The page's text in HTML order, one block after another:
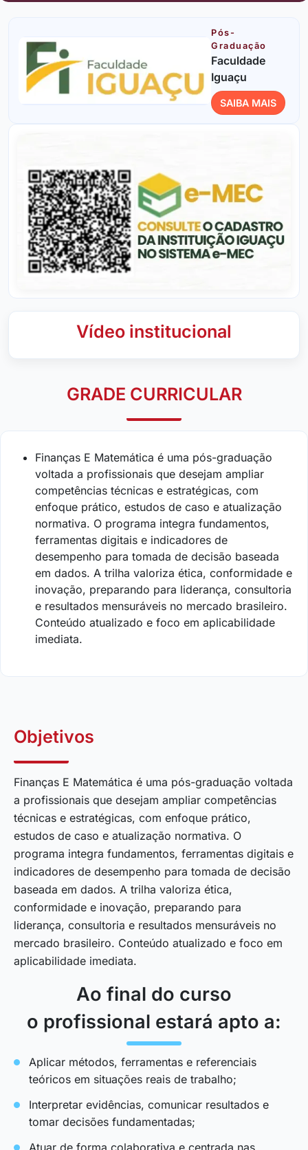
Pós-
Graduação
Faculdade
Iguaçu
SAIBA MAIS
Vídeo institucional
GRADE CURRICULAR
Finanças E Matemática é uma pós-graduação
voltada a profissionais que desejam ampliar
competências técnicas e estratégicas, com
enfoque prático, estudos de caso e atualização
normativa. O programa integra fundamentos,
ferramentas digitais e indicadores de
desempenho para tomada de decisão baseada
em dados. A trilha valoriza ética, conformidade e
inovação, preparando para liderança, consultoria
e resultados mensuráveis no mercado brasileiro.
Conteúdo atualizado e foco em aplicabilidade
imediata.
Objetivos
Finanças E Matemática é uma pós-graduação voltada
a profissionais que desejam ampliar competências
técnicas e estratégicas, com enfoque prático,
estudos de caso e atualização normativa. O
programa integra fundamentos, ferramentas digitais e
indicadores de desempenho para tomada de decisão
baseada em dados. A trilha valoriza ética,
conformidade e inovação, preparando para
liderança, consultoria e resultados mensuráveis no
mercado brasileiro. Conteúdo atualizado e foco em
aplicabilidade imediata.
Ao final do curso
o profissional estará apto a:
Aplicar métodos, ferramentas e referenciais
teóricos em situações reais de trabalho;
Interpretar evidências, comunicar resultados e
tomar decisões fundamentadas;
Atuar de forma colaborativa e centrada nas